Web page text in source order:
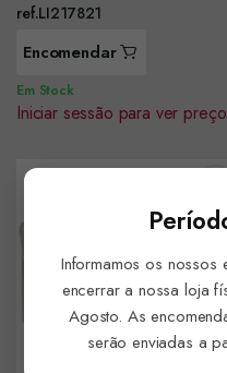
ref.LI217821
Encomendar
Em Stock
Iniciar sessão para ver preço
Informamos os nossos
encerrar a nossa loja
Agosto. As
serão enviadas a